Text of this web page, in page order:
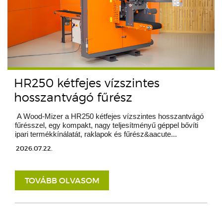
HR250 kétfejes vízszintes
hosszantvágó fűrész
A Wood-Mizer a HR250 kétfejes vízszintes hosszantvágó
fűrésszel, egy kompakt, nagy teljesítményű géppel bővíti
ipari termékkínálatát, raklapok és fűrész&aacute...
2026.07.22.
TOVÁBB OLVASOM